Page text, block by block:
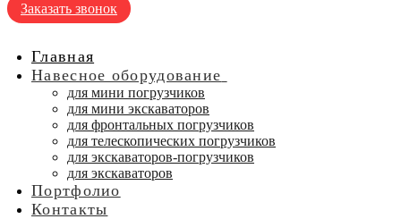
Заказать звонок
Главная
Навесное оборудование
для мини погрузчиков
для мини экскаваторов
для фронтальных погрузчиков
для телескопических погрузчиков
для экскаваторов-погрузчиков
для экскаваторов
Портфолио
Контакты